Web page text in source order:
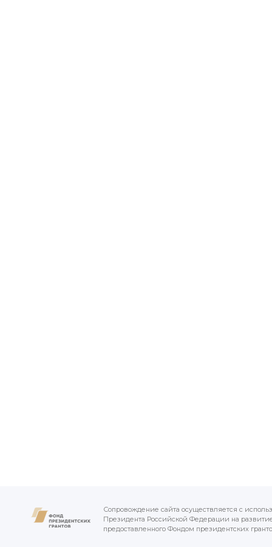
Сопровождение сайта осуществляется с
Президента Российской Федерации на
предоставленного Фондом президентских